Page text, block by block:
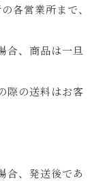
各営業所まで、
合、商品は一旦
際の送料はお客
合、発送後であ